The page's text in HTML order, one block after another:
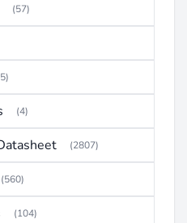
(57)
(4)
(2807)
(560)
(104)